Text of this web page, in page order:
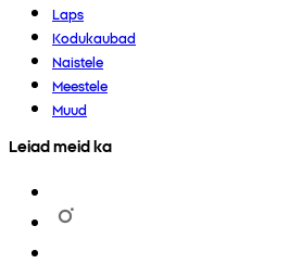
Laps
Kodukaubad
Naistele
Meestele
Muud
Leiad meid ka